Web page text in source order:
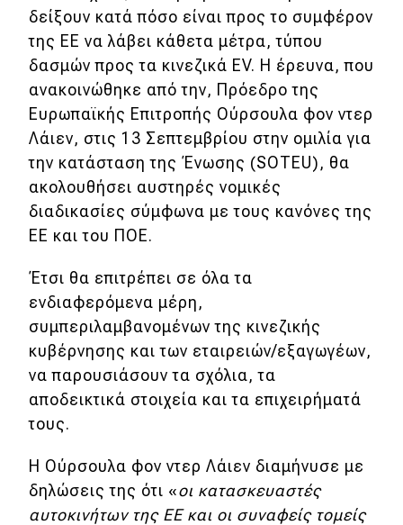
MOTO
Μεταχειρισμένο
Οδηγός αγοράς
Συμβουλές
Χρηστικά
Συμβουλές
ΚΤΕΟ
Οδική βοήθεια
eDRIVE
DRIVE USED
δείξουν κατά πόσο είναι προς το συμφέρον
της ΕΕ να λάβει κάθετα μέτρα, τύπου
δασμών προς τα κινεζικά EV. Η έρευνα, που
ανακοινώθηκε από την, Πρόεδρο της
Ευρωπαϊκής Επιτροπής Ούρσουλα φον ντερ
Λάιεν, στις 13 Σεπτεμβρίου στην ομιλία για
την κατάσταση της Ένωσης (SOTEU), θα
ακολουθήσει αυστηρές νομικές
διαδικασίες σύμφωνα με τους κανόνες της
ΕΕ και του ΠΟΕ.
Έτσι θα επιτρέπει σε όλα τα
ενδιαφερόμενα μέρη,
συμπεριλαμβανομένων της κινεζικής
κυβέρνησης και των εταιρειών/εξαγωγέων,
να παρουσιάσουν τα σχόλια, τα
αποδεικτικά στοιχεία και τα επιχειρήματά
τους.
Η Ούρσουλα φον ντερ Λάιεν διαμήνυσε με
δηλώσεις της ότι «οι κατασκευαστές
αυτοκινήτων της ΕΕ και οι συναφείς τομείς